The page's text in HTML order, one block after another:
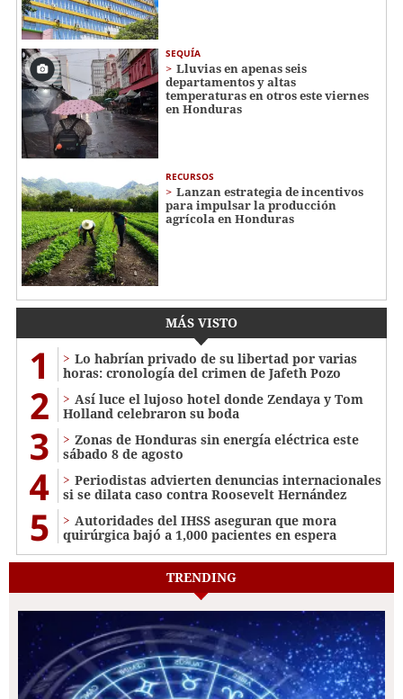
SEQUÍA
Lluvias en apenas seis
departamentos y altas
temperaturas en otros este viernes
en Honduras
RECURSOS
Lanzan estrategia de incentivos
para impulsar la producción
agrícola en Honduras
MÁS VISTO
1
Lo habrían privado de su libertad por varias
horas: cronología del crimen de Jafeth Pozo
2
Así luce el lujoso hotel donde Zendaya y Tom
Holland celebraron su boda
3
Zonas de Honduras sin energía eléctrica este
sábado 8 de agosto
4
Periodistas advierten denuncias internacionales
si se dilata caso contra Roosevelt Hernández
5
Autoridades del IHSS aseguran que mora
quirúrgica bajó a 1,000 pacientes en espera
TRENDING